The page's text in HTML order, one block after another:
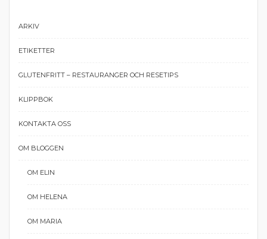
ARKIV
ETIKETTER
GLUTENFRITT – RESTAURANGER OCH RESETIPS
KLIPPBOK
KONTAKTA OSS
OM BLOGGEN
OM ELIN
OM HELENA
OM MARIA